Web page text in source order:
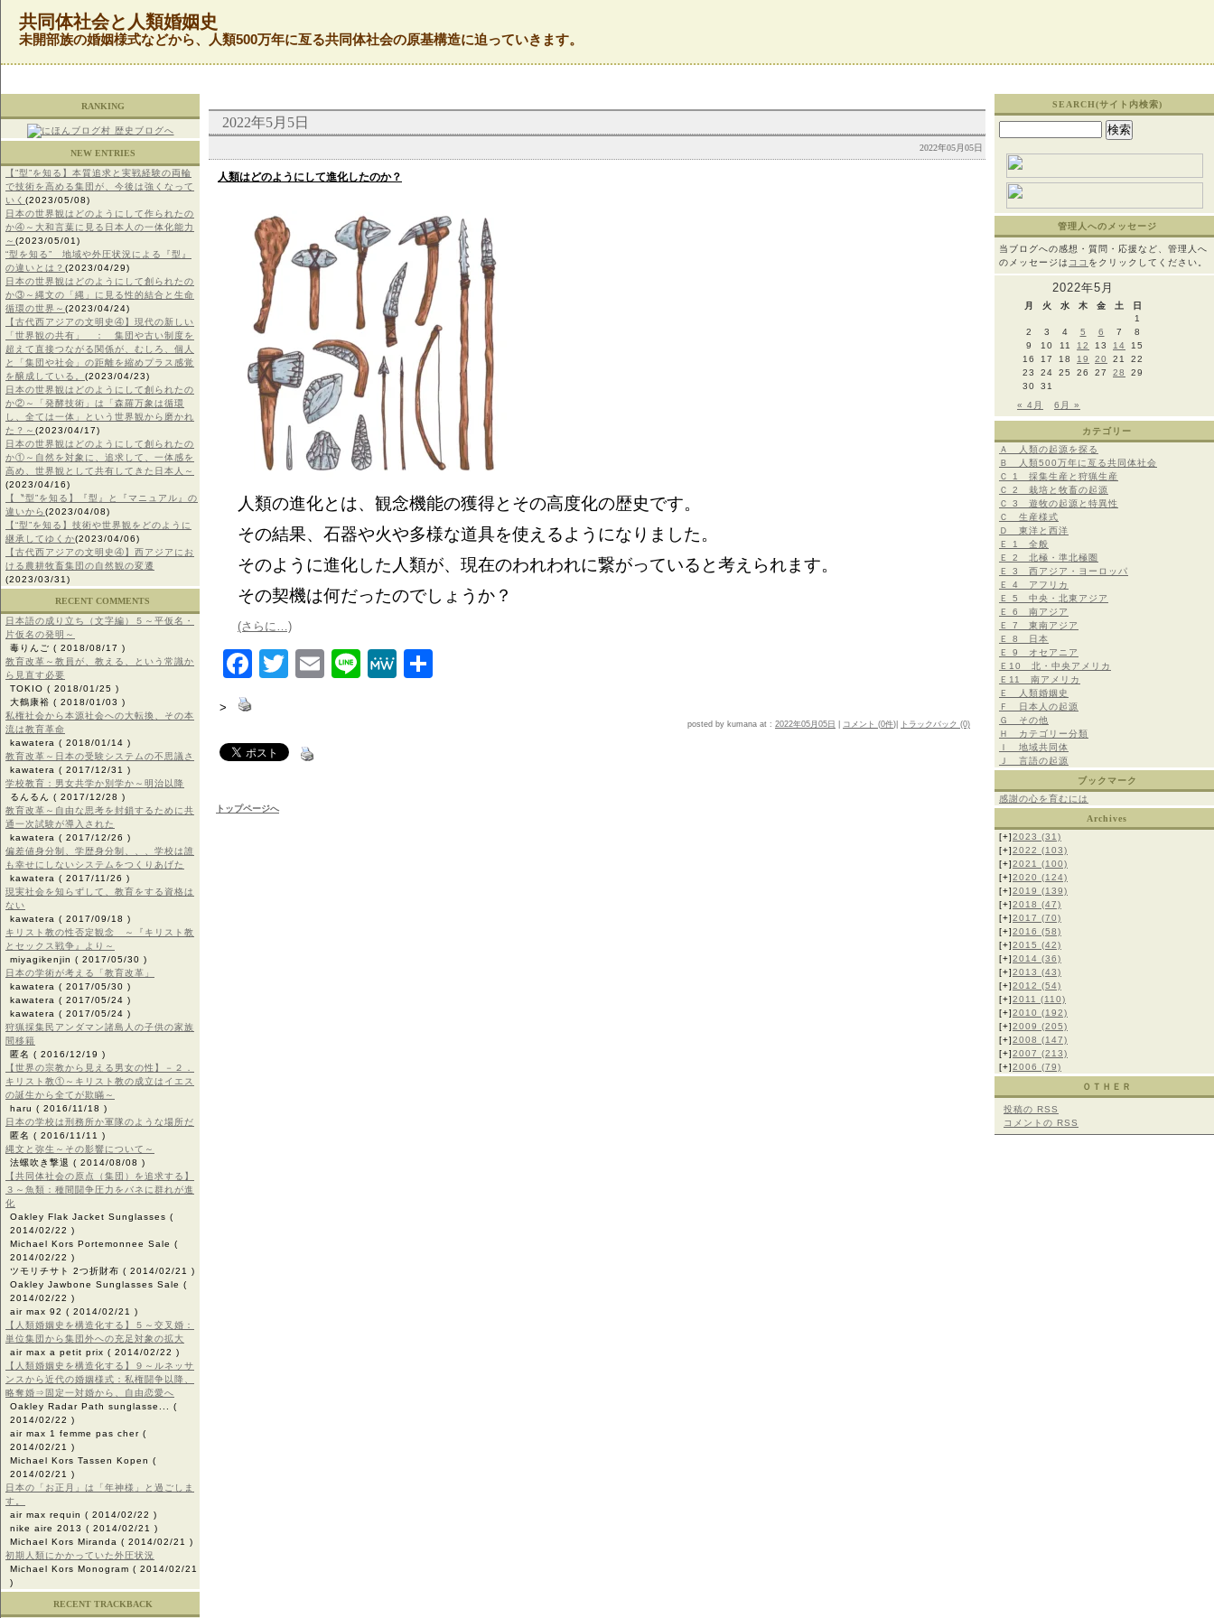
共同体社会と人類婚姻史
未開部族の婚姻様式などから、人類500万年に亙る共同体社会の原基構造に迫っていきます。
RANKING
NEW ENTRIES
【”型”を知る】本質追求と実戦経験の両輪
で技術を高める集団が、今後は強くなって
いく (2023/05/08)
日本の世界観はどのようにして作られたの
か④～大和言葉に見る日本人の一体化能力
～ (2023/05/01)
“型を知る” 地域や外圧状況による『型』
の違いとは？ (2023/04/29)
日本の世界観はどのようにして創られたの
か③～縄文の「縄」に見る性的結合と生命
循環の世界～ (2023/04/24)
【古代西アジアの文明史④】現代の新しい
「世界観の共有」 ： 集団や古い制度を
超えて直接つながる関係が、むしろ、個人
と「集団や社会」の距離を縮めプラス感覚
を醸成している。 (2023/04/23)
日本の世界観はどのようにして創られたの
か②～「発酵技術」は「森羅万象は循環
し、全ては一体」という世界観から磨かれ
た？～ (2023/04/17)
日本の世界観はどのようにして創られたの
か①～自然を対象に、追求して、一体感を
高め、世界観として共有してきた日本人～
(2023/04/16)
【〝型”を知る】『型』と『マニュアル』の
違いから(2023/04/08)
【“型”を知る】技術や世界観をどのように
継承してゆくか(2023/04/06)
【古代西アジアの文明史④】西アジアにお
ける農耕牧畜集団の自然観の変遷
(2023/03/31)
RECENT COMMENTS
日本語の成り立ち（文字編）５～平仮名・
片仮名の発明～
毒りんご ( 2018/08/17 )
教育改革～教員が、教える、という常識か
ら見直す必要
TOKIO ( 2018/01/25 )
大鶴康裕 ( 2018/01/03 )
私権社会から本源社会への大転換、その本
流は教育革命
kawatera ( 2018/01/14 )
教育改革～日本の受験システムの不思議さ
kawatera ( 2017/12/31 )
学校教育：男女共学か別学か～明治以降
るんるん ( 2017/12/28 )
教育改革～自由な思考を封鎖するために共
通一次試験が導入された
kawatera ( 2017/12/26 )
偏差値身分制、学歴身分制、、、学校は誰
も幸せにしないシステムをつくりあげた
kawatera ( 2017/11/26 )
現実社会を知らずして、教育をする資格は
ない
kawatera ( 2017/09/18 )
キリスト教の性否定観念 ～『キリスト教
とセックス戦争』より～
miyagikenjin ( 2017/05/30 )
日本の学術が考える「教育改革」
kawatera ( 2017/05/30 )
kawatera ( 2017/05/24 )
kawatera ( 2017/05/24 )
狩猟採集民アンダマン諸島人の子供の家族
間移籍
匿名 ( 2016/12/19 )
【世界の宗教から見える男女の性】－２．
キリスト教①～キリスト教の成立はイエス
の誕生から全てが欺瞞～
haru ( 2016/11/18 )
日本の学校は刑務所か軍隊のような場所だ
匿名 ( 2016/11/11 )
縄文と弥生～その影響について～
法螺吹き撃退 ( 2014/08/08 )
【共同体社会の原点（集団）を追求する】
３～魚類：種間闘争圧力をバネに群れが進
化
Oakley Flak Jacket Sunglasses (
2014/02/22 )
Michael Kors Portemonnee Sale (
2014/02/22 )
ツモリチサト 2つ折財布 ( 2014/02/21 )
Oakley Jawbone Sunglasses Sale (
2014/02/22 )
air max 92 ( 2014/02/21 )
【人類婚姻史を構造化する】５～交叉婚：
単位集団から集団外への充足対象の拡大
air max a petit prix ( 2014/02/22 )
【人類婚姻史を構造化する】９～ルネッサ
ンスから近代の婚姻様式：私権闘争以降、
略奪婚⇒固定一対婚から、自由恋愛へ
Oakley Radar Path sunglasse... (
2014/02/22 )
air max 1 femme pas cher (
2014/02/21 )
Michael Kors Tassen Kopen (
2014/02/21 )
日本の「お正月」は「年神様」と過ごしま
す。
air max requin ( 2014/02/22 )
nike aire 2013 ( 2014/02/21 )
Michael Kors Miranda ( 2014/02/21 )
初期人類にかかっていた外圧状況
Michael Kors Monogram ( 2014/02/21
)
RECENT TRACKBACK
2022年5月5日
2022年05月05日
人類はどのようにして進化したのか？
人類の進化とは、観念機能の獲得とその高度化の歴史です。
その結果、石器や火や多様な道具を使えるようになりました。
そのように進化した人類が、現在のわれわれに繋がっていると考えられます。
その契機は何だったのでしょうか？
(さらに…)
Facebook
Twitter
EmailLineMeWe
>
posted by kumana at : 2022年05月05日 コメント (0件)| トラックバック (0)
トップページへ
SEARCH(サイト内検索)
索:
管理人へのメッセージ
当ブログへの感想・質問・応援など、管理人へ
のメッセージは ココ をクリックしてください。
2022年5月
月 火 水 木 金 土
日
1
2
3 4 5 6 7
8
9
10 11 12 13 14
15
16
17 18 19 20 21
22
23
24 25 26 27 28
29
30
31
« 4月
6月 »
カテゴリー
Ａ 人類の起源を探る
Ｂ 人類500万年に亙る共同体社会
Ｃ 1 採集生産と狩猟生産
Ｃ 2 栽培と牧畜の起源
Ｃ 3 遊牧の起源と特異性
Ｃ 生産様式
Ｄ 東洋と西洋
Ｅ 1 全般
Ｅ 2 北極・準北極圏
Ｅ 3 西アジア・ヨーロッパ
Ｅ 4 アフリカ
Ｅ 5 中央・北東アジア
Ｅ 6 南アジア
Ｅ 7 東南アジア
Ｅ 8 日本
Ｅ 9 オセアニア
Ｅ10 北・中央アメリカ
Ｅ11 南アメリカ
Ｅ 人類婚姻史
Ｆ 日本人の起源
Ｇ その他
Ｈ カテゴリー分類
Ｉ 地域共同体
Ｊ 言語の起源
ブックマーク
感謝の心を育むには
Archives
[+]2023 (31)
[+]2022 (103)
[+]2021 (100)
[+]2020 (124)
[+]2019 (139)
[+]2018 (47)
[+]2017 (70)
[+]2016 (58)
[+]2015 (42)
[+]2014 (36)
[+]2013 (43)
[+]2012 (54)
[+]2011 (110)
[+]2010 (192)
[+]2009 (205)
[+]2008 (147)
[+]2007 (213)
[+]2006 (79)
ＯＴＨＥＲ
投稿の RSS
コメントの RSS